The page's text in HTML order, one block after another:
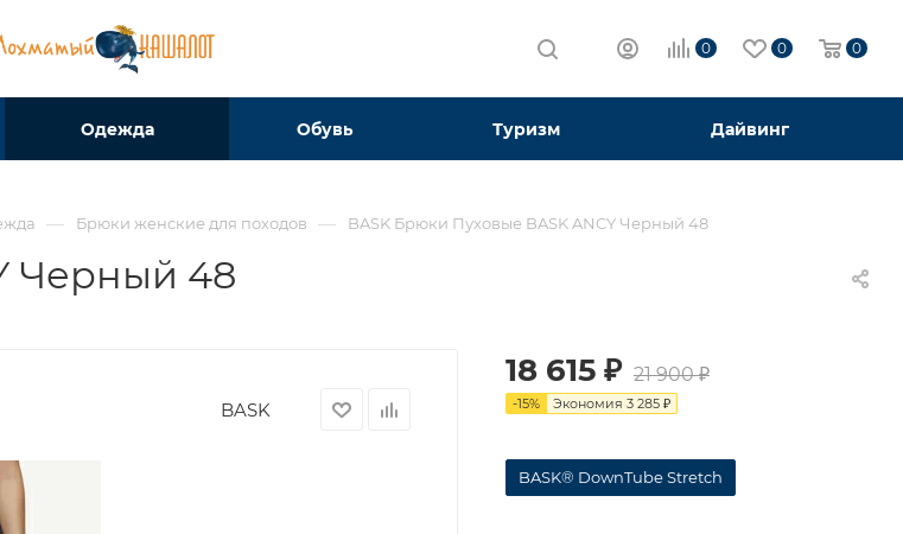
0 0 0
Одежда Обувь Туризм Дайвинг
— Брюки женские для походов — BASK Брюки Пуховые BASK ANCY Черный 48
Черный 48
BASK
18 615 ₽ 21 900₽
-15% Экономия 3 285 ₽
BASK® DownTube Stretch